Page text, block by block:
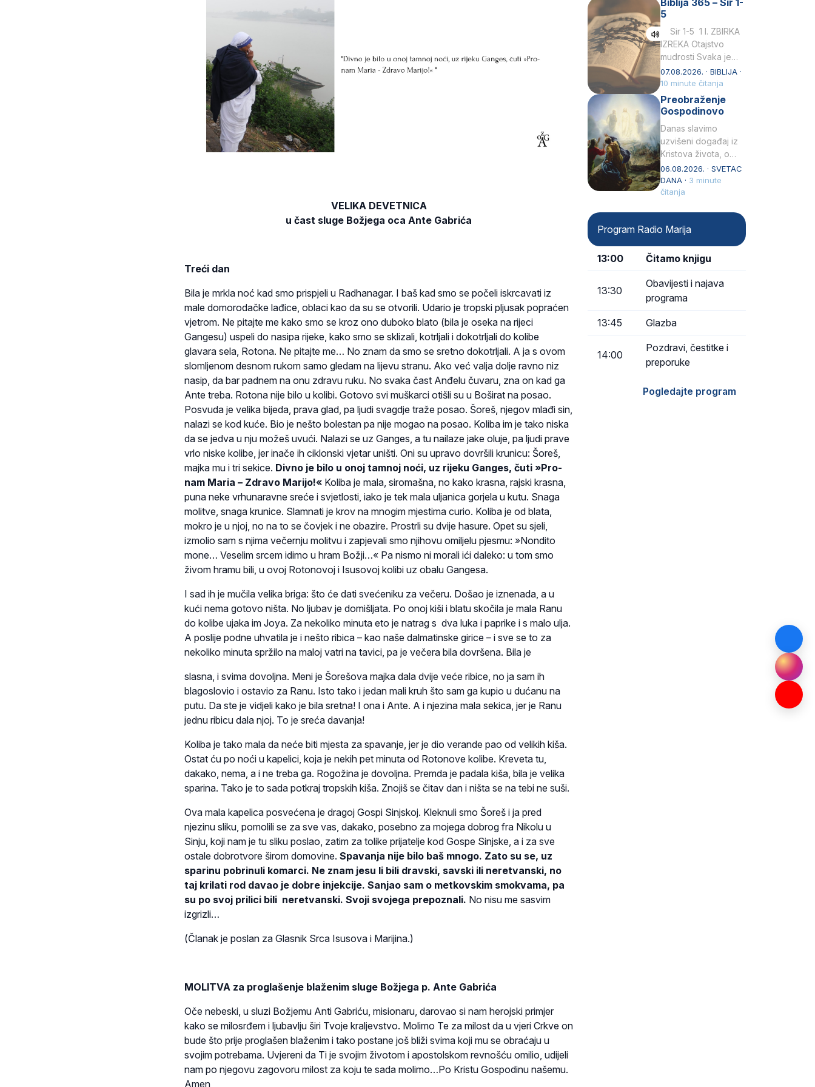
VELIKA DEVETNICA
u čast sluge Božjega oca Ante Gabrića
Treći dan
Bila je mrkla noć kad smo prispjeli u Radhanagar. I baš kad smo se počeli iskrcavati iz
male domorodačke lađice, oblaci kao da su se otvorili. Udario je tropski pljusak popraćen
vjetrom. Ne pitajte me kako smo se kroz ono duboko blato (bila je oseka na rijeci
Gangesu) uspeli do nasipa rijeke, kako smo se sklizali, kotrljali i dokotrljali do kolibe
glavara sela, Rotona. Ne pitajte me… No znam da smo se sretno dokotrljali. A ja s ovom
slomljenom desnom rukom samo gledam na lijevu stranu. Ako već valja dolje ravno niz
nasip, da bar padnem na onu zdravu ruku. No svaka čast Anđelu čuvaru, zna on kad ga
Ante treba. Rotona nije bilo u kolibi. Gotovo svi muškarci otišli su u Boširat na posao.
Posvuda je velika bijeda, prava glad, pa ljudi svagdje traže posao. Šoreš, njegov mlađi sin,
nalazi se kod kuće. Bio je nešto bolestan pa nije mogao na posao. Koliba im je tako niska
da se jedva u nju možeš uvući. Nalazi se uz Ganges, a tu nailaze jake oluje, pa ljudi prave
vrlo niske kolibe, jer inače ih ciklonski vjetar uništi. Oni su upravo dovršili krunicu: Šoreš,
majka mu i tri sekice. Divno je bilo u onoj tamnoj noći, uz rijeku Ganges, čuti »Pro-
nam Maria – Zdravo Marijo!« Koliba je mala, siromašna, no kako krasna, rajski krasna,
puna neke vrhunaravne sreće i svjetlosti, iako je tek mala uljanica gorjela u kutu. Snaga
molitve, snaga krunice. Slamnati je krov na mnogim mjestima curio. Koliba je od blata,
mokro je u njoj, no na to se čovjek i ne obazire. Prostrli su dvije hasure. Opet su sjeli,
izmolio sam s njima večernju molitvu i zapjevali smo njihovu omiljelu pjesmu: »Nondito
mone… Veselim srcem idimo u hram Božji…« Pa nismo ni morali ići daleko: u tom smo
živom hramu bili, u ovoj Rotonovoj i Isusovoj kolibi uz obalu Gangesa.
I sad ih je mučila velika briga: što će dati svećeniku za večeru. Došao je iznenada, a u
kući nema gotovo ništa. No ljubav je domišljata. Po onoj kiši i blatu skočila je mala Ranu
do kolibe ujaka im Joya. Za nekoliko minuta eto je natrag s dva luka i paprike i s malo ulja.
A poslije podne uhvatila je i nešto ribica – kao naše dalmatinske girice – i sve se to za
nekoliko minuta spržilo na maloj vatri na tavici, pa je večera bila dovršena. Bila je
slasna, i svima dovoljna. Meni je Šorešova majka dala dvije veće ribice, no ja sam ih
blagoslovio i ostavio za Ranu. Isto tako i jedan mali kruh što sam ga kupio u dućanu na
putu. Da ste je vidjeli kako je bila sretna! I ona i Ante. A i njezina mala sekica, jer je Ranu
jednu ribicu dala njoj. To je sreća davanja!
Koliba je tako mala da neće biti mjesta za spavanje, jer je dio verande pao od velikih kiša.
Ostat ću po noći u kapelici, koja je nekih pet minuta od Rotonove kolibe. Kreveta tu,
dakako, nema, a i ne treba ga. Rogožina je dovoljna. Premda je padala kiša, bila je velika
sparina. Tako je to sada potkraj tropskih kiša. Znojiš se čitav dan i ništa se na tebi ne suši.
Ova mala kapelica posvećena je dragoj Gospi Sinjskoj. Kleknuli smo Šoreš i ja pred
njezinu sliku, pomolili se za sve vas, dakako, posebno za mojega dobrog fra Nikolu u
Sinju, koji nam je tu sliku poslao, zatim za tolike prijatelje kod Gospe Sinjske, a i za sve
ostale dobrotvore širom domovine. Spavanja nije bilo baš mnogo. Zato su se, uz
sparinu pobrinuli komarci. Ne znam jesu li bili dravski, savski ili neretvanski, no
taj krilati rod davao je dobre injekcije. Sanjao sam o metkovskim smokvama, pa
su po svoj prilici bili neretvanski. Svoji svojega prepoznali. No nisu me sasvim
izgrizli…
(Članak je poslan za Glasnik Srca Isusova i Marijina.)
MOLITVA za proglašenje blaženim sluge Božjega p. Ante Gabrića
Oče nebeski, u sluzi Božjemu Anti Gabriću, misionaru, darovao si nam herojski primjer
kako se milosrđem i ljubavlju širi Tvoje kraljevstvo. Molimo Te za milost da u vjeri Crkve on
bude što prije proglašen blaženim i tako postane još bliži svima koji mu se obraćaju u
svojim potrebama. Uvjereni da Ti je svojim životom i apostolskom revnošću omilio, udijeli
nam po njegovu zagovoru milost za koju te sada molimo…Po Kristu Gospodinu našemu.
Amen
rođenjem Grk.
Obnovio je odnose s
afričkim…
Biblija 365 – Sir 1-
5
Sir 1-5 1 I. ZBIRKA
IZREKA Otajstvo
mudrosti Svaka je
mudrost od Gospoda
i s njime je dovijeka.2
Tko će…
07.08.2026. · BIBLIJA ·
10 minute čitanja
Preobraženje
Gospodinovo
Danas slavimo
uzvišeni događaj iz
Kristova života, o
kojem nas izvješćuju
evanđelisti Matej,
Marko i Luka te sveti
06.08.2026. · SVETAC
DANA · 3 minute
čitanja
Program Radio Marija
13:00 Čitamo knjigu
13:30
Obavijesti i najava
programa
13:45 Glazba
14:00
Pozdravi, čestitke i
preporuke
Pogledajte program